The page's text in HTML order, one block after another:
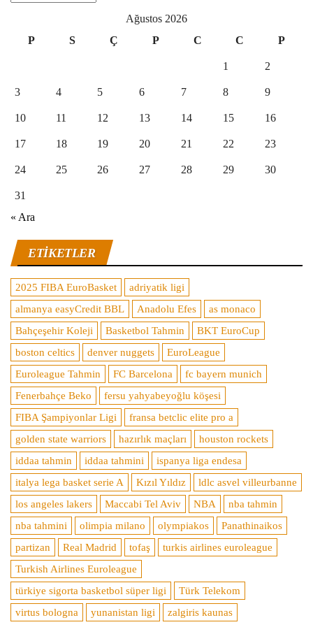
Ağustos 2026
P
S Ç P C C P
1 2
3 4 5 6 7 8 9
10 11 12 13 14 15 16
17 18 19 20 21 22 23
24 25 26 27 28 29 30
31
« Ara
ETIKETLER
2025 FIBA EuroBasket
adriyatik ligi
almanya easyCredit BBL
Anadolu Efes
as monaco
Bahçeşehir Koleji
Basketbol Tahmin
BKT EuroCup
boston celtics
denver nuggets
EuroLeague
Euroleague Tahmin
FC Barcelona
fc bayern munich
Fenerbahçe Beko
fersu yahyabeyoğlu köşesi
FIBA Şampiyonlar Ligi
fransa betclic elite pro a
golden state warriors
hazırlık maçları
houston rockets
iddaa tahmin
iddaa tahmini
ispanya liga endesa
italya lega basket serie A
Kızıl Yıldız
ldlc asvel villeurbanne
los angeles lakers
Maccabi Tel Aviv NBA
nba tahmin
nba tahmini
olimpia milano olympiakos
Panathinaikos
partizan
Real Madrid tofaş
turkis airlines euroleague
Turkish Airlines Euroleague
türkiye sigorta basketbol süper ligi
Türk Telekom
virtus bologna
yunanistan ligi zalgiris kaunas